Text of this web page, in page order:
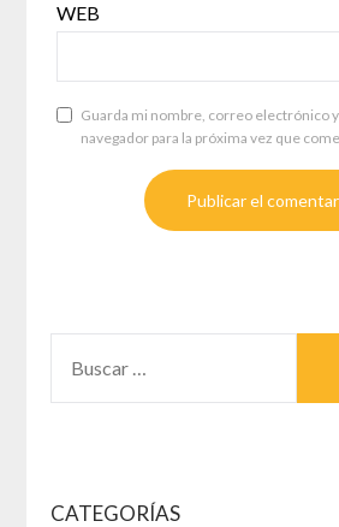
WEB
Guarda mi nombre, correo electrónico
navegador para la próxima vez que
CATEGORÍAS